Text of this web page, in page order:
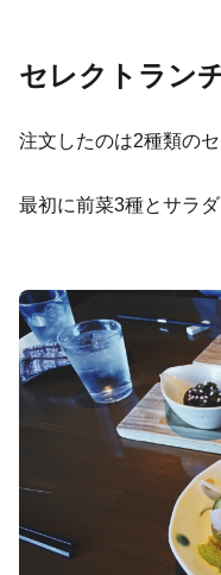
セレクトラン
注文したのは2種類のセ
最初に前菜3種とサラ